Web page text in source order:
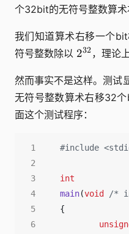
个32bit的无符号整数算
我们知道算术右移一个
符号整数除以 2^{32}
232，理论
然而事实不是这样。测
无符号整数算术右移32
面这个测试程序：
3
4
5
6
#include
int
main(void /*
{